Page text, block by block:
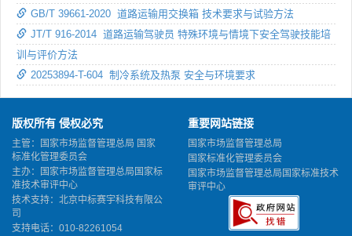
GB/T 39661-2020 道路运输用交换箱 技术要求与试验方法
JT/T 916-2014 道路运输驾驶员 特殊环境与情境下安全驾驶技能培
训与评价方法
20253894-T-604 制冷系统及热泵 安全与环境要求
版权所有 侵权必究
主管：国家市场监督管理总局 国家
标准化管理委员会
主办：国家市场监督管理总局国家标
准技术审评中心
技术支持：北京中标赛宇科技有限公
司
支持电话：010-82261054
重要网站链接
国家市场监督管理总局
国家标准化管理委员会
国家市场监督管理总局国家标准技术
审评中心